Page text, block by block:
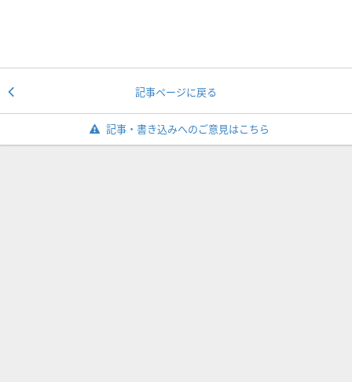
記事ページに戻る
記事・書き込みへのご意見はこちら